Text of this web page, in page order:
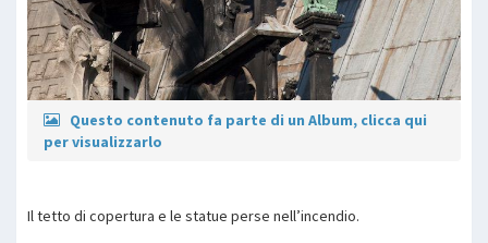
Questo contenuto fa parte di un Album, clicca qui
per visualizzarlo
Il tetto di copertura e le statue perse nell’incendio.